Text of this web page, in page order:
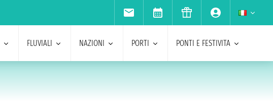
FLUVIALI NAZIONI PORTI PONTI E FESTIVITA